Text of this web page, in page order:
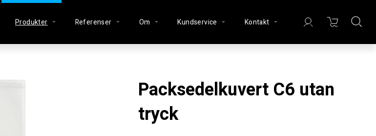
Produkter Referenser Om Kundservice Kontakt
Packsedelkuvert C6 utan
tryck